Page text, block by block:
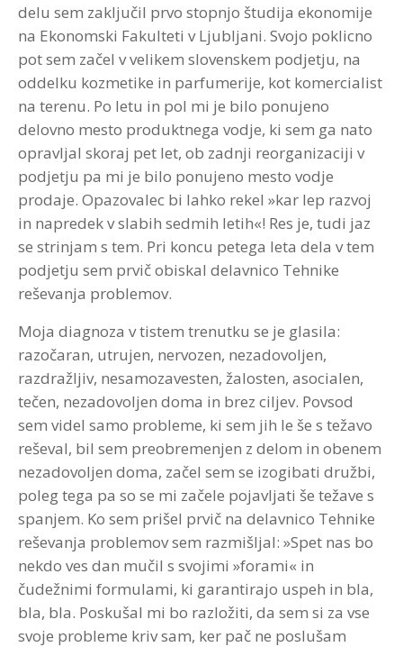
delu sem zaključil prvo stopnjo študija ekonomije
na Ekonomski Fakulteti v Ljubljani. Svojo poklicno
pot sem začel v velikem slovenskem podjetju, na
oddelku kozmetike in parfumerije, kot komercialist
na terenu. Po letu in pol mi je bilo ponujeno
delovno mesto produktnega vodje, ki sem ga nato
opravljal skoraj pet let, ob zadnji reorganizaciji v
podjetju pa mi je bilo ponujeno mesto vodje
prodaje. Opazovalec bi lahko rekel »kar lep razvoj
in napredek v slabih sedmih letih«! Res je, tudi jaz
se strinjam s tem. Pri koncu petega leta dela v tem
podjetju sem prvič obiskal delavnico Tehnike
reševanja problemov.
Moja diagnoza v tistem trenutku se je glasila:
razočaran, utrujen, nervozen, nezadovoljen,
razdražljiv, nesamozavesten, žalosten, asocialen,
tečen, nezadovoljen doma in brez ciljev. Povsod
sem videl samo probleme, ki sem jih le še s težavo
reševal, bil sem preobremenjen z delom in obenem
nezadovoljen doma, začel sem se izogibati družbi,
poleg tega pa so se mi začele pojavljati še težave s
spanjem. Ko sem prišel prvič na delavnico Tehnike
reševanja problemov sem razmišljal: »Spet nas bo
nekdo ves dan mučil s svojimi »forami« in
čudežnimi formulami, ki garantirajo uspeh in bla,
bla, bla. Poskušal mi bo razložiti, da sem si za vse
svoje probleme kriv sam, ker pač ne poslušam